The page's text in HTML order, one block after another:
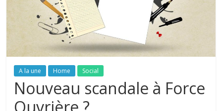
A la une Home Social
Nouveau scandale à Force